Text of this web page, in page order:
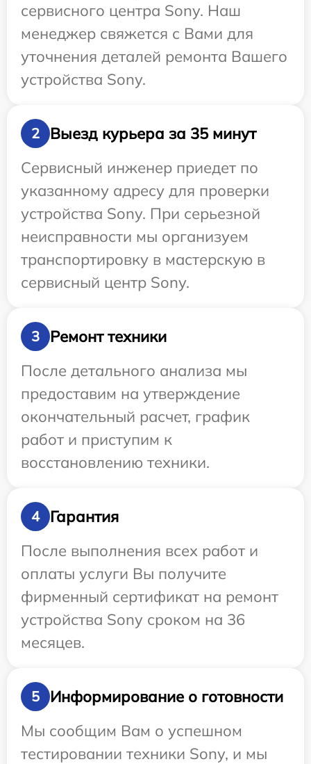
сервисного центра Sony. Наш
менеджер свяжется с Вами для
уточнения деталей ремонта Вашего
устройства Sony.
2
Выезд курьера за 35 минут
Сервисный инженер приедет по
указанному адресу для проверки
устройства Sony. При серьезной
неисправности мы организуем
транспортировку в мастерскую в
сервисный центр Sony.
3
Ремонт техники
После детального анализа мы
предоставим на утверждение
окончательный расчет, график
работ и приступим к
восстановлению техники.
4
Гарантия
После выполнения всех работ и
оплаты услуги Вы получите
фирменный сертификат на ремонт
устройства Sony сроком на 36
месяцев.
5
Информирование о готовности
Мы сообщим Вам о успешном
тестировании техники Sony, и мы